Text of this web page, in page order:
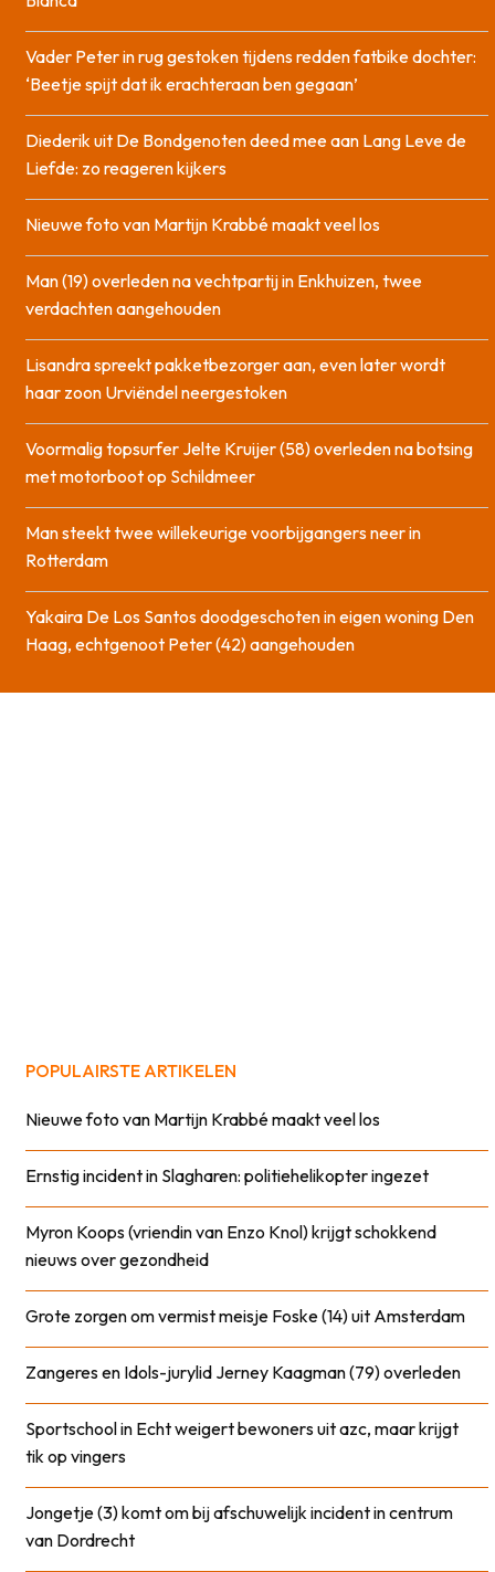
Vader Peter in rug gestoken tijdens redden fatbike dochter:
‘Beetje spijt dat ik erachteraan ben gegaan’
Diederik uit De Bondgenoten deed mee aan Lang Leve de
Liefde: zo reageren kijkers
Nieuwe foto van Martijn Krabbé maakt veel los
Man (19) overleden na vechtpartij in Enkhuizen, twee
verdachten aangehouden
Lisandra spreekt pakketbezorger aan, even later wordt
haar zoon Urviëndel neergestoken
Voormalig topsurfer Jelte Kruijer (58) overleden na botsing
met motorboot op Schildmeer
Man steekt twee willekeurige voorbijgangers neer in
Rotterdam
Yakaira De Los Santos doodgeschoten in eigen woning Den
Haag, echtgenoot Peter (42) aangehouden
POPULAIRSTE ARTIKELEN
Nieuwe foto van Martijn Krabbé maakt veel los
Ernstig incident in Slagharen: politiehelikopter ingezet
Myron Koops (vriendin van Enzo Knol) krijgt schokkend
nieuws over gezondheid
Grote zorgen om vermist meisje Foske (14) uit Amsterdam
Zangeres en Idols-jurylid Jerney Kaagman (79) overleden
Sportschool in Echt weigert bewoners uit azc, maar krijgt
tik op vingers
Jongetje (3) komt om bij afschuwelijk incident in centrum
van Dordrecht